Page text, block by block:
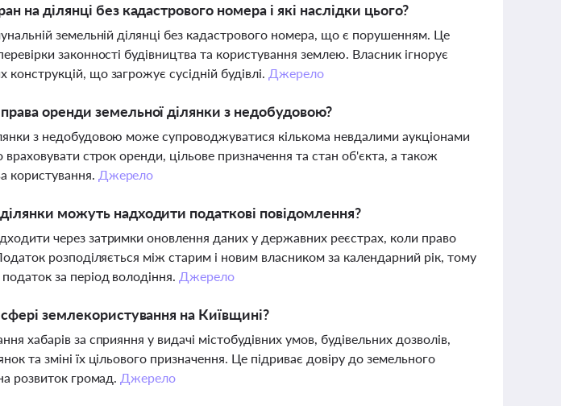
на ділянці без кадастрового номера і які наслідки цього?
земельній ділянці без кадастрового номера, що є порушенням. Це
законності будівництва та користування землею. Власник ігнорує
що загрожує сусідній будівлі. Джерело
оренди земельної ділянки з недобудовою?
з недобудовою може супроводжуватися кількома невдалими аукціонами
враховувати строк оренди, цільове призначення та стан об'єкта, а також
користування. Джерело
можуть надходити податкові повідомлення?
через затримки оновлення даних у державних реєстрах, коли право
розподіляється між старим і новим власником за календарний рік, тому
за період володіння. Джерело
землекористування на Київщині?
хабарів за сприяння у видачі містобудівних умов, будівельних дозволів,
та зміні їх цільового призначення. Це підриває довіру до земельного
розвиток громад. Джерело